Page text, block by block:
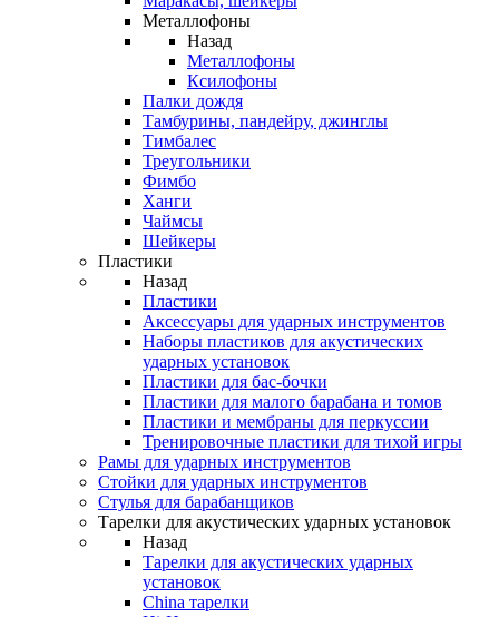
Металлофоны
Назад
Металлофоны
Ксилофоны
Палки дождя
Тамбурины, пандейру, джинглы
Тимбалес
Треугольники
Фимбо
Ханги
Чаймсы
Шейкеры
Пластики
Назад
Пластики
Аксессуары для ударных инструментов
Наборы пластиков для акустических
ударных установок
Пластики для бас-бочки
Пластики для малого барабана и томов
Пластики и мембраны для перкуссии
Тренировочные пластики для тихой игры
Рамы для ударных инструментов
Стойки для ударных инструментов
Стулья для барабанщиков
Тарелки для акустических ударных установок
Назад
Тарелки для акустических ударных
установок
China тарелки